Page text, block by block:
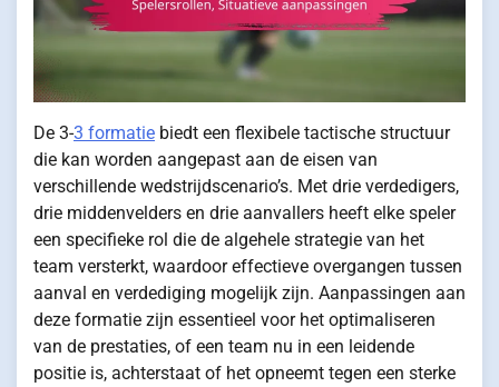
De 3-3 formatie biedt een flexibele tactische structuur
die kan worden aangepast aan de eisen van
verschillende wedstrijdscenario’s. Met drie verdedigers,
drie middenvelders en drie aanvallers heeft elke speler
een specifieke rol die de algehele strategie van het
team versterkt, waardoor effectieve overgangen tussen
aanval en verdediging mogelijk zijn. Aanpassingen aan
deze formatie zijn essentieel voor het optimaliseren
van de prestaties, of een team nu in een leidende
positie is, achterstaat of het opneemt tegen een sterke